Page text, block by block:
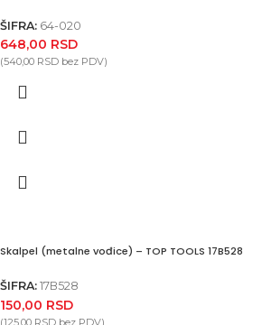
ŠIFRA: 64-020
648,00 RSD
(540,00 RSD bez PDV)
Skalpel (metalne vođice) – TOP TOOLS 17B528
ŠIFRA: 17B528
150,00 RSD
(125,00 RSD bez PDV)